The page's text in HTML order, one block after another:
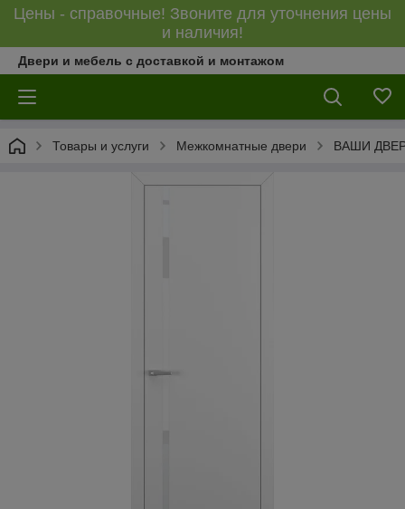
Цены - справочные! Звоните для уточнения цены
и наличия!
Двери и мебель с доставкой и монтажом
Товары и услуги Межкомнатные двери ВАШИ